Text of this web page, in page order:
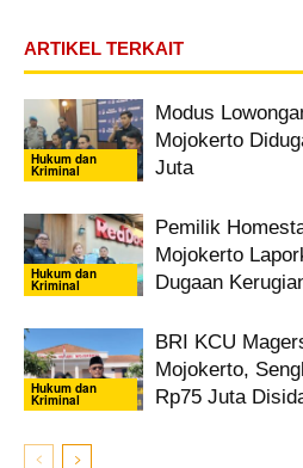
ARTIKEL TERKAIT
Hukum dan
Kriminal
Modus
Mojokerto
Juta
Hukum dan
Kriminal
Pemilik
Mojokerto
Dugaan
Hukum dan
Kriminal
BRI KCU
Mojokerto,
Rp75 Juta